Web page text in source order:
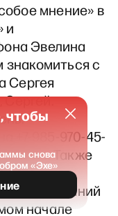
мнение» в
и
Эвелина
знакомиться с
Сергея
Сергей.
+7-985-970-45-
гостю. Также
высказываний
начале
чтобы
снова
«Эхе»